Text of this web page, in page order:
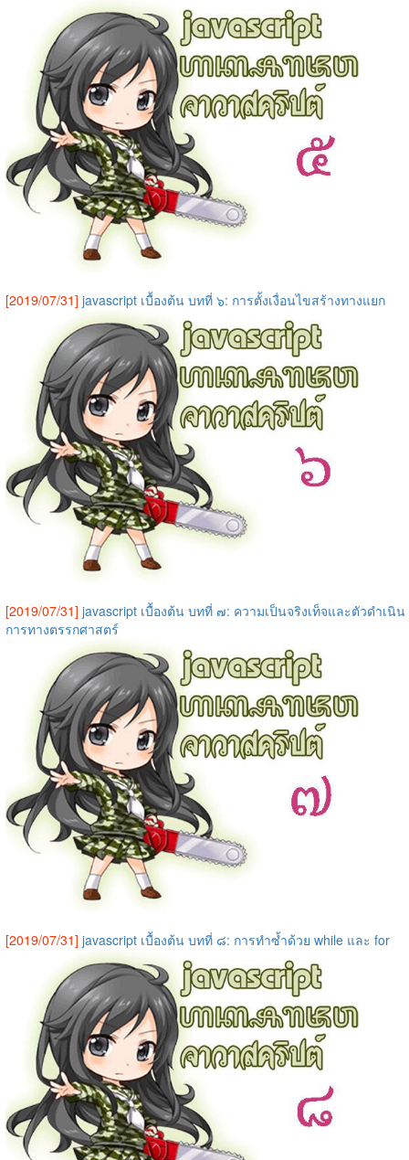
[2019/07/31] javascript เบื้องต้น บทที่ ๖: การตั้งเงื่อนไขสร้างทางแยก
[2019/07/31] javascript เบื้องต้น บทที่ ๗: ความเป็นจริงเท็จและตัวดำเนิน
การทางตรรกศาสตร์
[2019/07/31] javascript เบื้องต้น บทที่ ๘: การทำซ้ำด้วย while และ for